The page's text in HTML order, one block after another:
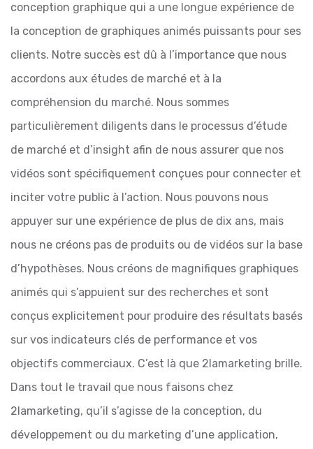
conception graphique qui a une longue expérience de
la conception de graphiques animés puissants pour ses
clients. Notre succès est dû à l’importance que nous
accordons aux études de marché et à la
compréhension du marché. Nous sommes
particulièrement diligents dans le processus d’étude
de marché et d’insight afin de nous assurer que nos
vidéos sont spécifiquement conçues pour connecter et
inciter votre public à l’action. Nous pouvons nous
appuyer sur une expérience de plus de dix ans, mais
nous ne créons pas de produits ou de vidéos sur la base
d’hypothèses. Nous créons de magnifiques graphiques
animés qui s’appuient sur des recherches et sont
conçus explicitement pour produire des résultats basés
sur vos indicateurs clés de performance et vos
objectifs commerciaux. C’est là que 2lamarketing brille.
Dans tout le travail que nous faisons chez
2lamarketing, qu’il s’agisse de la conception, du
développement ou du marketing d’une application,